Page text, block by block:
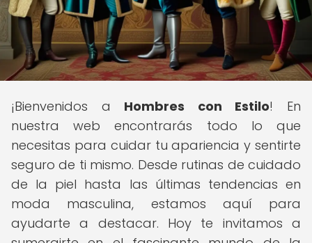
¡Bienvenidos a Hombres con Estilo! En
nuestra web encontrarás todo lo que
necesitas para cuidar tu apariencia y sentirte
seguro de ti mismo. Desde rutinas de cuidado
de la piel hasta las últimas tendencias en
moda masculina, estamos aquí para
ayudarte a destacar. Hoy te invitamos a